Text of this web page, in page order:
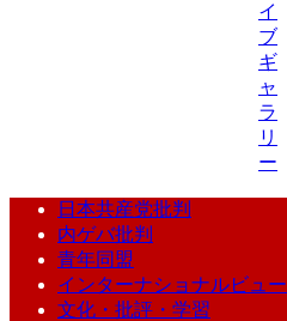
イ
ブ
ギ
ャ
ラ
リ
ー
日本共産党批判
内ゲバ批判
青年同盟
インターナショナルビュー
文化・批評・学習